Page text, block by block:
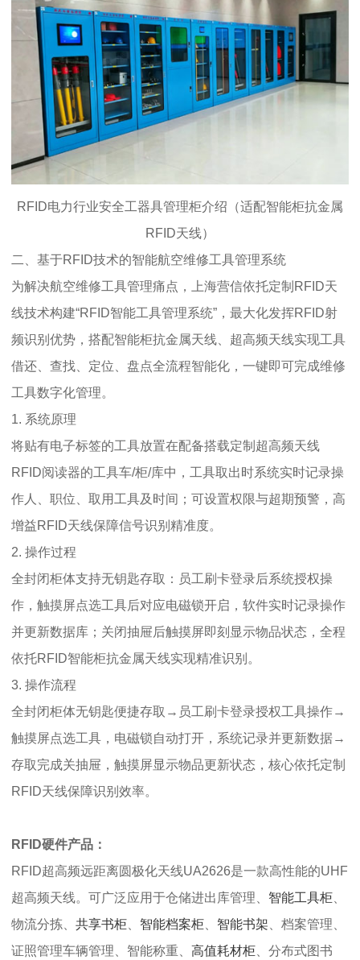
RFID电力行业安全工器具管理柜介绍（适配智能柜抗金属
RFID天线）
二、基于RFID技术的智能航空维修工具管理系统
为解决航空维修工具管理痛点，上海营信依托定制RFID天
线技术构建“RFID智能工具管理系统”，最大化发挥RFID射
频识别优势，搭配智能柜抗金属天线、超高频天线实现工具
借还、查找、定位、盘点全流程智能化，一键即可完成维修
工具数字化管理。
1. 系统原理
将贴有电子标签的工具放置在配备搭载定制超高频天线
RFID阅读器的工具车/柜/库中，工具取出时系统实时记录操
作人、职位、取用工具及时间；可设置权限与超期预警，高
增益RFID天线保障信号识别精准度。
2. 操作过程
全封闭柜体支持无钥匙存取：员工刷卡登录后系统授权操
作，触摸屏点选工具后对应电磁锁开启，软件实时记录操作
并更新数据库；关闭抽屉后触摸屏即刻显示物品状态，全程
依托RFID智能柜抗金属天线实现精准识别。
3. 操作流程
全封闭柜体无钥匙便捷存取→员工刷卡登录授权工具操作→
触摸屏点选工具，电磁锁自动打开，系统记录并更新数据→
存取完成关抽屉，触摸屏显示物品更新状态，核心依托定制
RFID天线保障识别效率。
RFID硬件产品：
RFID超高频远距离圆极化天线UA2626是一款高性能的UHF
超高频天线。可广泛应用于仓储进出库管理、 智能工具柜
物流分拣、 共享书柜 智能档案柜 智能书架 、档案管理、
证照管理车辆管理、智能称重、 高值耗材柜 、分布式图书